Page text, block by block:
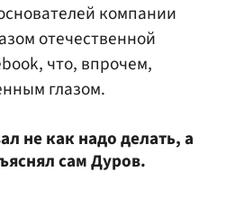
компании
отечественной
что, впрочем,
глазом.
не как надо делать, а
сам Дуров.